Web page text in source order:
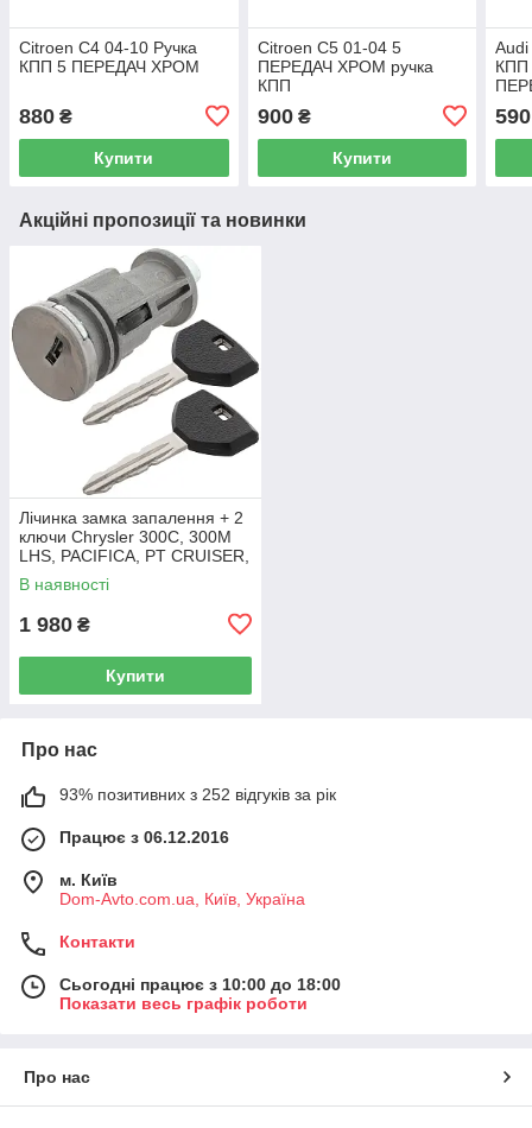
Citroen C4 04-10 Ручка
КПП 5 ПЕРЕДАЧ ХРОМ
880 ₴
Купити
Citroen C5 01-04 5
ПЕРЕДАЧ ХРОМ ручка
КПП
900₴
Купити
590
Акційні пропозиції та новинки
Лічинка замка запалення + 2
ключи Chrysler 300C, 300M
LHS, PACIFICA, PT CRUISER,
SEBRING 5003843AB
В наявності
1 980 ₴
Купити
Про нас
93% позитивних з 252 відгуків за рік
Працює з 06.12.2016
м. Київ
Dom-Avto.com.ua, Київ, Україна
Контакти
Сьогодні працює з 10:00 до 18:00
Показати весь графік роботи
Про нас